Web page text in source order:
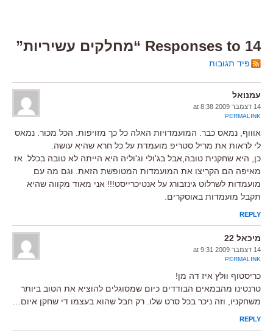
14 Responses to “מחלקים עשיריות”
פיד תגובות
עמנואל
14 דצמבר 2009 at 8:38
PERMALINK
אוווף, נמאס כבר. המועמדויות האלה כל כך מזויפות. הכל מכור. נמאס
לי לראות את מריל סטריפ מועמדת על כל חרא שהיא עושה.
כן, היא שחקנית טובה,אבל בג'ולי וג'וליה היא הייתה לא טובה בכלל. אז
מאיפה הם הקריצו את המועמדות המטופשת הזאת. וגם מה עם
מועמדות לשרלוט גינזבורג על אנטיכרייסט!!! אני מאוד מקווה שהיא
תקבל מועמדות באוסקרים.
REPLY
מיכאל 22
14 דצמבר 2009 at 9:31
PERMALINK
כריסטוף וולץ איז דה מן!
טרנטינו מהבמאים הבודדים כיום שמסוגלים להוציא את הטוב ביותר
משחקניו, וזה ניכר בכל סרט שלו. רק חבל שהוא בעצמו די שחקן איום…
REPLY